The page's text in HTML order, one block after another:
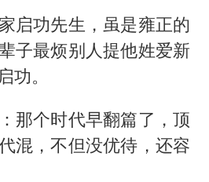
启功先生，虽是雍正的
子最烦别人提他姓爱新
功。
那个时代早翻篇了，顶
混，不但没优待，还容